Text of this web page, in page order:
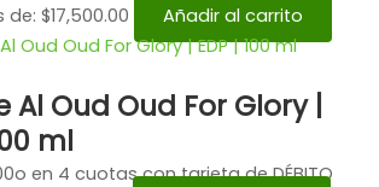
de: $17,500.00
Añadir al carrito
Al Oud Oud For Glory |
ml
o en 4 cuotas con tarjeta de DÉBITO